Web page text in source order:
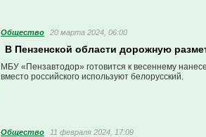
Общество 20 марта 2024, 06:00
В Пензенской области дорожную
МБУ «Пензавтодор» готовится к весеннему
вместо российского используют белорусский.
Общество 11 февраля 2024, 17:09